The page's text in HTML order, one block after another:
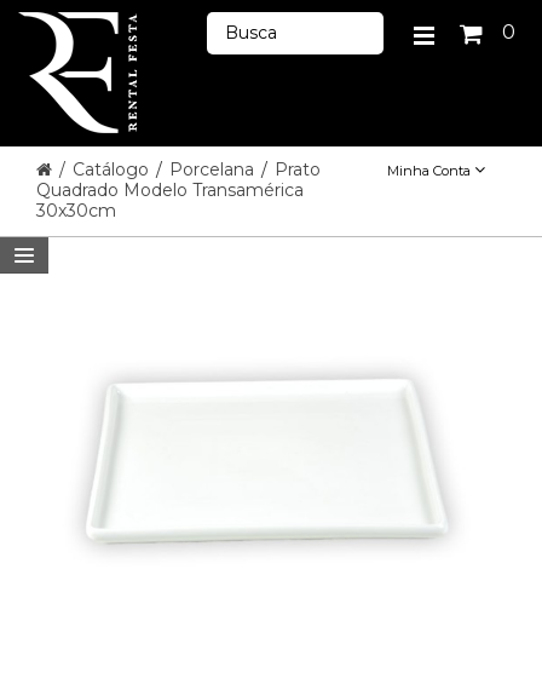
0
/ Catálogo / Porcelana / Prato
Quadrado Modelo Transamérica
30x30cm
Minha Conta